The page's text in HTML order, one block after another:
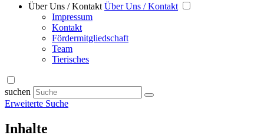
Über Uns / Kontakt Über Uns / Kontakt
Impressum
Kontakt
Fördermitgliedschaft
Team
Tierisches
suchen
Erweiterte Suche
Inhalte